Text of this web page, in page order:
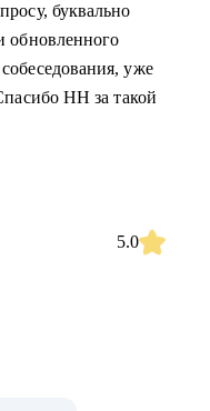
буквально
обновленного
уже
HH за такой
5.0